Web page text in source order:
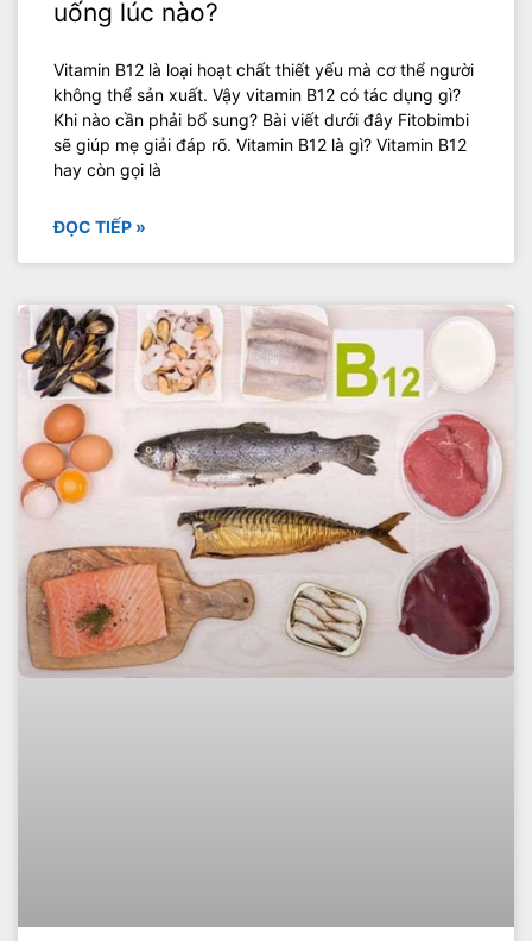
uống lúc nào?
Vitamin B12 là loại hoạt chất thiết yếu mà cơ thể người
không thể sản xuất. Vậy vitamin B12 có tác dụng gì?
Khi nào cần phải bổ sung? Bài viết dưới đây Fitobimbi
sẽ giúp mẹ giải đáp rõ. Vitamin B12 là gì? Vitamin B12
hay còn gọi là
ĐỌC TIẾP »